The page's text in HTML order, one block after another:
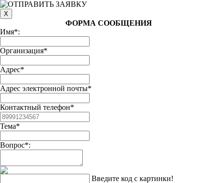
ФОРМА СООБЩЕНИЯ
Имя*:
Организация*
Адрес*
Адрес электронной почты*
Контактный телефон*
Тема*
Вопрос*:
Введите код с картинки!